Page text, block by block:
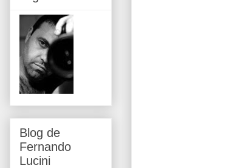
Blog de
Fernando
Lucini